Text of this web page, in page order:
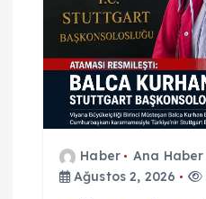
Haber Ana Haber
Ağustos 2, 2026